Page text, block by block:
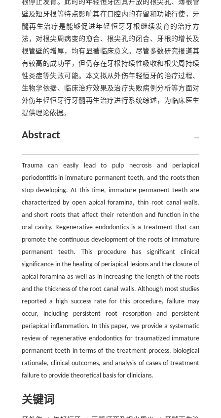
根停止发育。此时的年轻恒牙因其开放的根尖孔、薄根管
壁及短牙根等特点影响其在口腔内的存留和功能行使，牙
髓再生治疗是能够促进年轻恒牙牙根继续发育的治疗方
法，对根尖周病变的愈合、根尖孔的闭合、牙根的增长及
根管壁的增厚，均有显著临床意义。尽管多数研究报道其
有较高的成功率，但仍存在牙根持续性吸收和根尖周持续
性炎症等失败可能。本文拟从外伤年轻恒牙的治疗过程、
生物学依据、临床治疗效果及治疗失败病例分析等方面对
外伤年轻恒牙行牙髓再生治疗进行系统综述，为临床医生
提供理论依据。
Abstract
Trauma can easily lead to pulp necrosis and periapical
periodontitis in immature permanent teeth, and the roots then
stop developing. At this time, immature permanent teeth are
characterized by open apical foramina, thin root canal walls,
and short roots that affect their retention and function in the
oral cavity. Regenerative endodontics is a treatment that can
promote the continuous development of the roots of immature
permanent teeth. This procedure has significant clinical
significance in the healing of periapical lesions and the closure of
apical foramina as well as in increasing the length of the roots
and the thickness of the root canal walls. Although most studies
reported a high success rate for this procedure, failure may
occur, including persistent root resorption and persistent
periapical inflammation. In this paper, we provide a systematic
review of regenerative endodontics for traumatized immature
permanent teeth in terms of the treatment process, biological
rationale, clinical outcomes, and analysis of cases of treatment
failure to provide theoretical basis for clinicians.
关键词